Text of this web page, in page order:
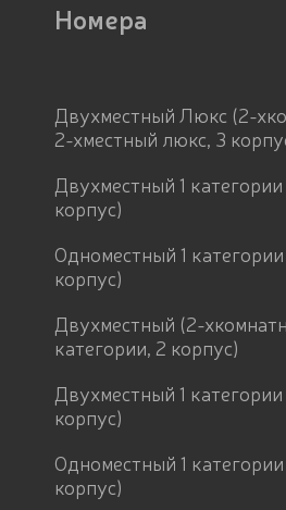
Номера
Двухместный Люкс (2-
2-хместный люкс, 3
Двухместный 1
корпус)
Одноместный 1
корпус)
Двухместный (2-
категории, 2 корпус)
Двухместный 1
корпус)
Одноместный 1
корпус)